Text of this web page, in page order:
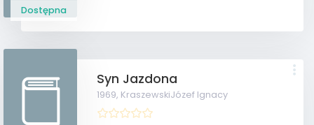
Dostępna
Syn Jazdona
1969, KraszewskiJózef Ignacy